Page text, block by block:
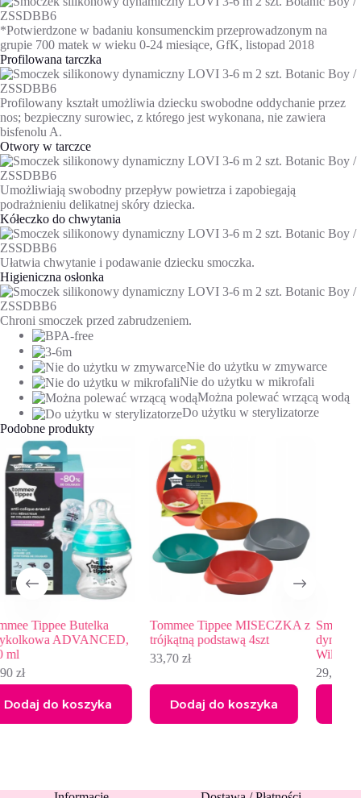
*Potwierdzone w badaniu konsumenckim przeprowadzonym na
grupie 700 matek w wieku 0-24 miesiące, GfK, listopad 2018
Profilowana tarczka
Profilowany kształt umożliwia dziecku swobodne oddychanie przez
nos; bezpieczny surowiec, z którego jest wykonana, nie zawiera
bisfenolu A.
Otwory w tarczce
Umożliwiają swobodny przepływ powietrza i zapobiegają
podrażnieniu delikatnej skóry dziecka.
Kółeczko do chwytania
Ułatwia chwytanie i podawanie dziecku smoczka.
Higieniczna osłonka
Chroni smoczek przed zabrudzeniem.
Nie do użytku w zmywarce
Nie do użytku w mikrofali
Można polewać wrzącą wodą
Do użytku w sterylizatorze
Podobne produkty
Tommee Tippee MISECZKA z
trójkątną podstawą 4szt
33,70
Dodaj do koszyka
Smoczek silikonowy
dynamiczny LOVI 0-3 m 2 szt.
Wild Soul Girl
Dodaj do koszyka